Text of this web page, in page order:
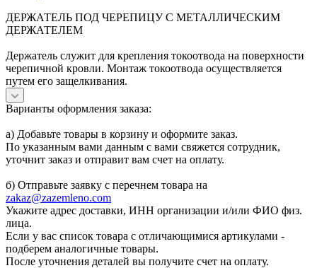
ДЕРЖАТЕЛЬ ПОД ЧЕРЕПИЦУ С МЕТАЛЛИЧЕСКИМ
ДЕРЖАТЕЛЕМ
Держатель служит для крепления токоотвода на поверхности
черепичной кровли. Монтаж токоотвода осуществляется
путем его защелкивания.
Варианты оформления заказа:
а) Добавьте товары в корзину и оформите заказ.
По указанным вами данным с вами свяжется сотрудник,
уточнит заказ и отправит вам счет на оплату.
б) Отправьте заявку с перечнем товара на
zakaz@zazemleno.com
Укажите адрес доставки, ИНН организации и/или ФИО физ.
лица.
Если у вас список товара с отличающимися артикулами -
подберем аналогичные товары.
После уточнения деталей вы получите счет на оплату.